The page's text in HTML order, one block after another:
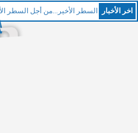
اخر اﻷخبار الخمي